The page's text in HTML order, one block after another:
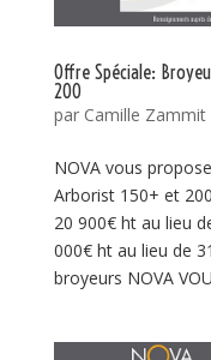
Offre Spéciale:
200
par Camille Zammit
NOVA vous
Arborist 150+ et
20 900€ ht au lieu
000€ ht au lieu de
broyeurs NOVA